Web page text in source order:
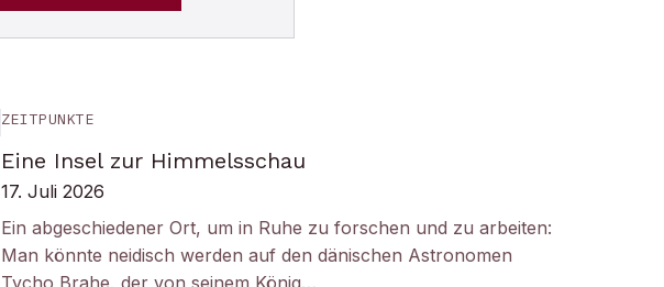
ZEITPUNKTE
Eine Insel zur Himmelsschau
17. Juli 2026
Ein abgeschiedener Ort, um in Ruhe zu forschen und zu arbeiten:
Man könnte neidisch werden auf den dänischen Astronomen
Tycho Brahe, der von seinem König…